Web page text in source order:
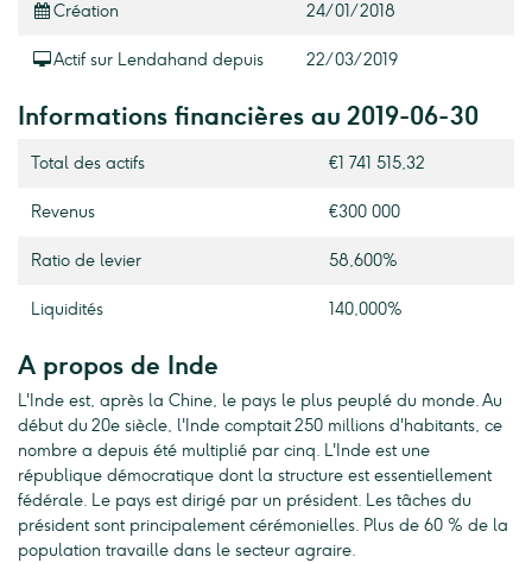
Création 24/01/2018
Actif sur Lendahand depuis 22/03/2019
Informations financières au 2019-06-30
Total des actifs €1 741 515,32
Revenus €300 000
Ratio de levier 58,600%
Liquidités 140,000%
A propos de Inde
L'Inde est, après la Chine, le pays le plus peuplé du monde. Au
début du 20e siècle, l'Inde comptait 250 millions d'habitants, ce
nombre a depuis été multiplié par cinq. L'Inde est une
république démocratique dont la structure est essentiellement
fédérale. Le pays est dirigé par un président. Les tâches du
président sont principalement cérémonielles. Plus de 60 % de la
population travaille dans le secteur agraire.